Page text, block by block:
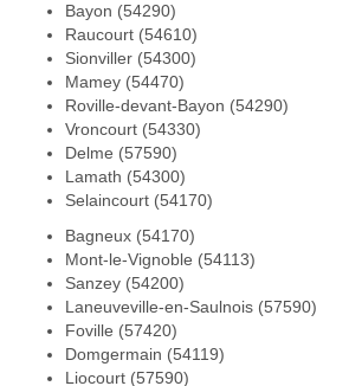
Bayon (54290)
Raucourt (54610)
Sionviller (54300)
Mamey (54470)
Roville-devant-Bayon (54290)
Vroncourt (54330)
Delme (57590)
Lamath (54300)
Selaincourt (54170)
Bagneux (54170)
Mont-le-Vignoble (54113)
Sanzey (54200)
Laneuveville-en-Saulnois (57590)
Foville (57420)
Domgermain (54119)
Liocourt (57590)